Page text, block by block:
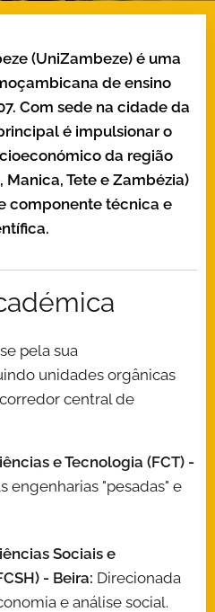
(UniZambeze) é uma
de ensino
Com sede na cidade da
é impulsionar o
da região
Tete e Zambézia)
componente técnica e
pela sua
unidades orgânicas
central de
e Tecnologia (FCT) -
engenharias "pesadas" e
Sociais e
- Beira: Direcionada
e análise social.